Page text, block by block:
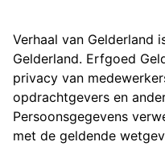
Verhaal van Gelderland
Gelderland. Erfgoed
privacy van
opdrachtgevers en
Persoonsgegevens
met de geldende